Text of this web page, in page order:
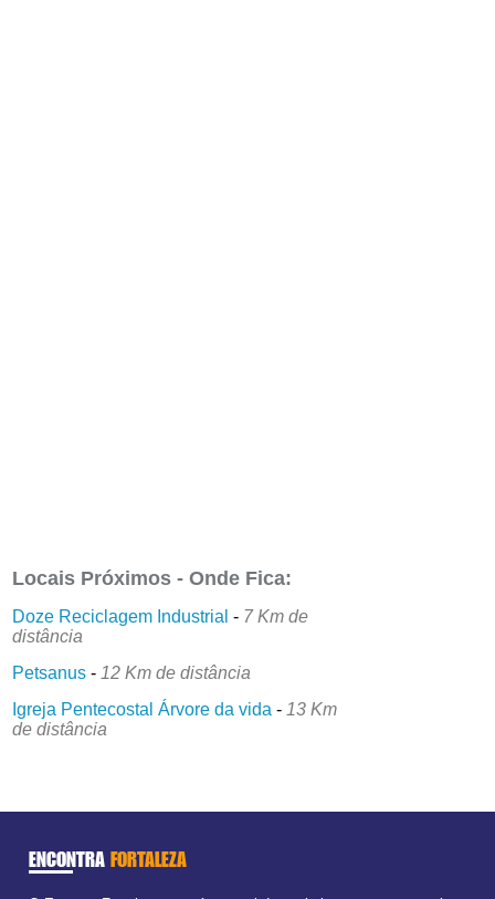
Locais Próximos - Onde Fica:
Doze Reciclagem Industrial - 7 Km de
distância
Petsanus - 12 Km de distância
Igreja Pentecostal Árvore da vida - 13 Km
de distância
ENCONTRA FORTALEZA